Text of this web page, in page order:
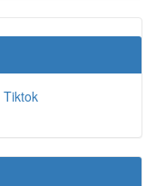
Tiktok